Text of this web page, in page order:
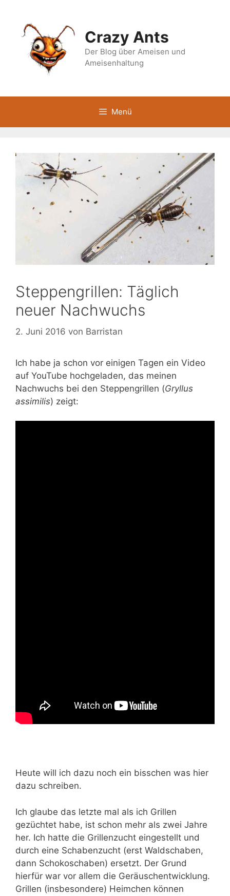
springen
Crazy Ants
Der Blog über Ameisen und
Ameisenhaltung
Menü
Steppengrillen: Täglich
neuer Nachwuchs
2. Juni 2016 von Barristan
Ich habe ja schon vor einigen Tagen ein Video
auf YouTube hochgeladen, das meinen
Nachwuchs bei den Steppengrillen (Gryllus
assimilis) zeigt:
Heute will ich dazu noch ein bisschen was hier
dazu schreiben.
Ich glaube das letzte mal als ich Grillen
gezüchtet habe, ist schon mehr als zwei Jahre
her. Ich hatte die Grillenzucht eingestellt und
durch eine Schabenzucht (erst Waldschaben,
dann Schokoschaben) ersetzt. Der Grund
hierfür war vor allem die Geräuschentwicklung.
Grillen (insbesondere) Heimchen können